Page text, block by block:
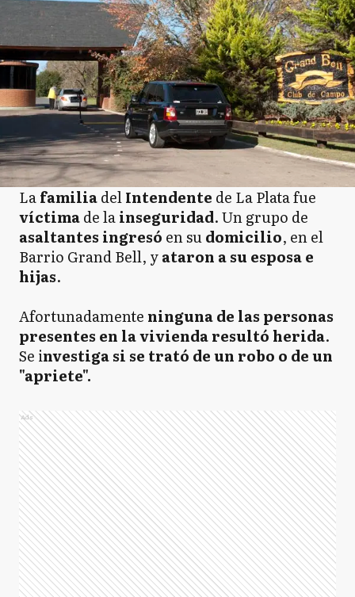
LafamiliadelIntendente de La Plata fue
víctimade lainseguridad. Un grupo de
asaltantes ingresó en sudomicilio, en el
Barrio Grand Bell, yataron a su esposa e
hijas.
Afortunadamente ninguna de las personas
presentes en la vivienda resultó herida.
Se investiga si se trató de un robo o de un
"apriete".
Ads